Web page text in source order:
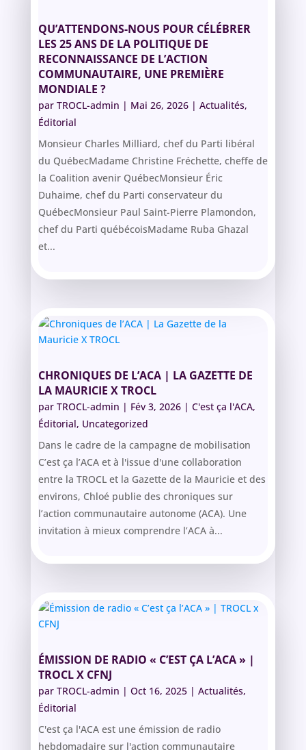
QU’ATTENDONS-NOUS POUR CÉLÉBRER
LES 25 ANS DE LA POLITIQUE DE
RECONNAISSANCE DE L’ACTION
COMMUNAUTAIRE, UNE PREMIÈRE
MONDIALE ?
par TROCL-admin | Mai 26, 2026| Actualités,
Éditorial
Monsieur Charles Milliard, chef du Parti libéral
du QuébecMadame Christine Fréchette, cheffe de
la Coalition avenir QuébecMonsieur Éric
Duhaime, chef du Parti conservateur du
QuébecMonsieur Paul Saint-Pierre Plamondon,
chef du Parti québécoisMadame Ruba Ghazal
et...
CHRONIQUES DE L’ACA | LA GAZETTE DE
LA MAURICIE X TROCL
par TROCL-admin | Fév 3, 2026| C'est ça l'ACA,
Éditorial, Uncategorized
Dans le cadre de la campagne de mobilisation
C’est ça l’ACA et à l'issue d'une collaboration
entre la TROCL et la Gazette de la Mauricie et des
environs, Chloé publie des chroniques sur
l’action communautaire autonome (ACA). Une
invitation à mieux comprendre l’ACA à...
ÉMISSION DE RADIO « C’EST ÇA L’ACA » |
TROCL X CFNJ
par TROCL-admin | Oct 16, 2025| Actualités,
Éditorial
C'est ça l'ACA est une émission de radio
hebdomadaire sur l'action communautaire